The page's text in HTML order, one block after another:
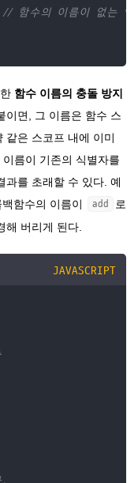
// 함수의 이름이 없는 익
함수 이름의 충돌 방지
이면, 그 이름은 함수 스
같은 스코프 내에 이미
름이 기존의 식별자를
과를 초래할 수 있다. 예
함수의 이름이 add
로
해 버리게 된다.
JAVASCRIPT